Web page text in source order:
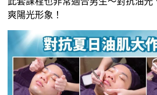
爽陽光形象！